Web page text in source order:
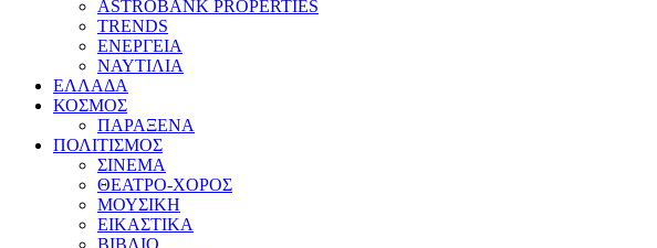
ASTROBANK PROPERTIES
TRENDS
ΕΝΕΡΓΕΙΑ
ΝΑΥΤΙΛΙΑ
ΕΛΛΑΔΑ
ΚΟΣΜΟΣ
ΠΑΡΑΞΕΝΑ
ΠΟΛΙΤΙΣΜΟΣ
ΣΙΝΕΜΑ
ΘΕΑΤΡΟ-ΧΟΡΟΣ
ΜΟΥΣΙΚΗ
ΕΙΚΑΣΤΙΚΑ
ΒΙΒΛΙΟ